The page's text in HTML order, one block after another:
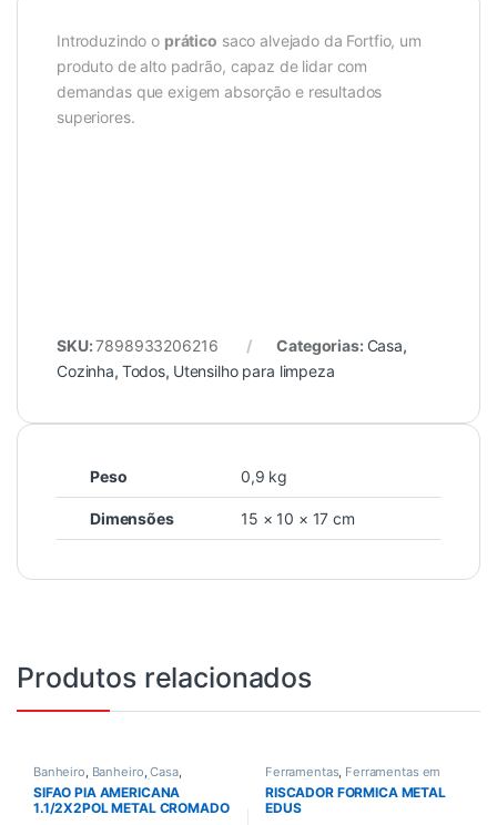
Introduzindo o prático saco alvejado da Fortfio, um
produto de alto padrão, capaz de lidar com
demandas que exigem absorção e resultados
superiores.
SKU:7898933206216 Categorias: Casa,
Cozinha, Todos, Utensilho para limpeza
Peso 0,9 kg
Dimensões 15 × 10 × 17 cm
Produtos relacionados
Banheiro, Banheiro,Casa,
Cozinha, Esgoto,Sifao, Todos
SIFAO PIA AMERICANA
1.1/2X2POL METAL CROMADO
Ferramentas, Ferramentas em
Geral , Todos
RISCADOR FORMICA METAL
EDUS